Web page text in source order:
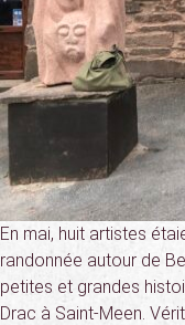
En mai, huit artistes
randonnée autour de
petites et grandes
Drac à Saint-Meen.